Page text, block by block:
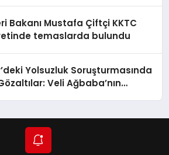
Bakanı Mustafa Çiftçi KKTC
temaslarda bulundu
Yolsuzluk Soruşturmasında
Veli Ağbaba’nın